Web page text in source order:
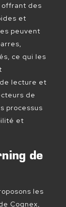
des
et
peuvent
ce qui les
lecture et
de
processus
et
de
les
Cognex,